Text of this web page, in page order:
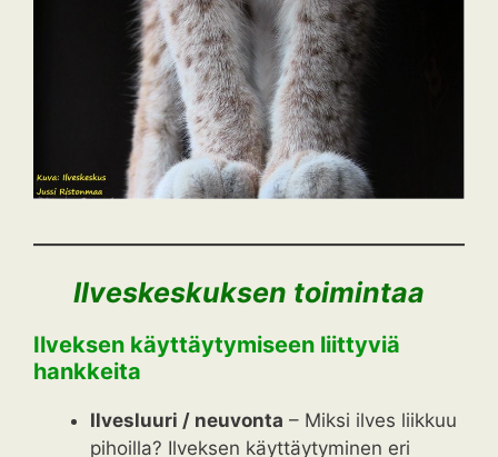
Ilveskeskuksen toimintaa
Ilveksen käyttäytymiseen liittyviä
hankkeita
Ilvesluuri / neuvonta – Miksi ilves liikkuu
pihoilla? Ilveksen käyttäytyminen eri